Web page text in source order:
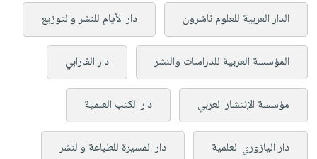
الدار العربية للعلوم ناشرون دار الأيام للنشر والتوزيع
المؤسسة العربية للدراسات والنشر دار الفارابي
مؤسسة الإنتشار العربي دار الكتب العلمية
دار اليازوري العلمية دار المسيرة للطباعة والنشر